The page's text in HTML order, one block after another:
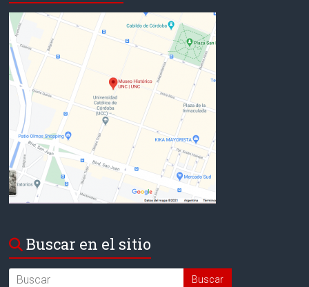
Buscar en el sitio
Search